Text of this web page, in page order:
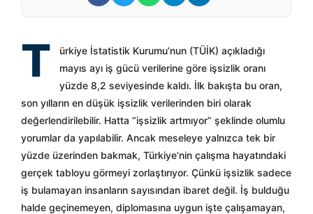
T
ürkiye İstatistik Kurumu’nun (TÜİK) açıkladığı
mayıs ayı iş gücü verilerine göre işsizlik oranı
yüzde 8,2 seviyesinde kaldı. İlk bakışta bu oran,
son yılların en düşük işsizlik verilerinden biri olarak
değerlendirilebilir. Hatta “işsizlik artmıyor” şeklinde olumlu
yorumlar da yapılabilir. Ancak meseleye yalnızca tek bir
yüzde üzerinden bakmak, Türkiye’nin çalışma hayatındaki
gerçek tabloyu görmeyi zorlaştırıyor. Çünkü işsizlik sadece
iş bulamayan insanların sayısından ibaret değil. İş bulduğu
halde geçinemeyen, diplomasına uygun işte çalışamayan,